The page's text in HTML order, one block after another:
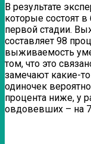
В результате
которые состоят
первой стадии.
составляет 98
выживаемость
том, что это
замечают какие-
одиночек
процента ниже, у
овдовевших – на